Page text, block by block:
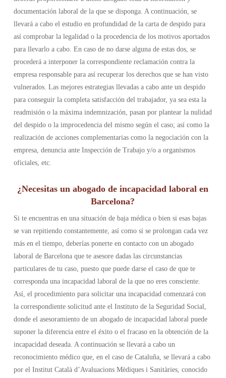
documentación laboral de la que se disponga. A continuación, se
llevará a cabo el estudio en profundidad de la carta de despido para
así comprobar la legalidad o la procedencia de los motivos aportados
para llevarlo a cabo. En caso de no darse alguna de estas dos, se
procederá a interponer la correspondiente reclamación contra la
empresa responsable para así recuperar los derechos que se han visto
vulnerados. Las mejores estrategias llevadas a cabo ante un despido
para conseguir la completa satisfacción del trabajador, ya sea esta la
readmisión o la máxima indemnización, pasan por plantear la nulidad
del despido o la improcedencia del mismo según el caso; así como la
realización de acciones complementarias como la negociación con la
empresa, denuncia ante Inspección de Trabajo y/o a organismos
oficiales, etc.
¿Necesitas un abogado de incapacidad laboral en
Barcelona?
Si te encuentras en una situación de baja médica o bien si esas bajas
se van repitiendo constantemente, así como si se prolongan cada vez
más en el tiempo, deberías ponerte en contacto con un abogado
laboral de Barcelona que te asesore dadas las circunstancias
particulares de tu caso, puesto que puede darse el caso de que te
corresponda una incapacidad laboral de la que no eres consciente.
Así, el procedimiento para solicitar una incapacidad comenzará con
la correspondiente solicitud ante el Instituto de la Seguridad Social,
donde el asesoramiento de un abogado de incapacidad laboral puede
suponer la diferencia entre el éxito o el fracaso en la obtención de la
incapacidad deseada. A continuación se llevará a cabo un
reconocimiento médico que, en el caso de Cataluña, se llevará a cabo
por el Institut Català d’Avaluacions Mèdiques i Sanitàries, conocido